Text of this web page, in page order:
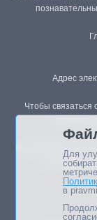
Адрес
Чтобы связаться
Републикация
возможна
Для
в